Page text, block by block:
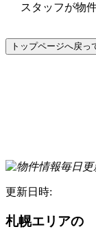
スタッフが物
更新日時:
札幌エリアの